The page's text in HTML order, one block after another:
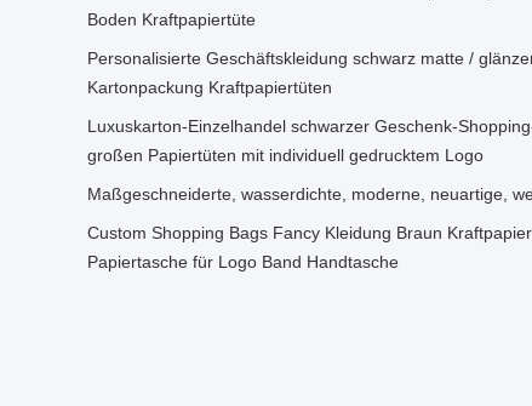
Boden Kraftpapiertüte
Personalisierte Geschäftskleidung schwarz matte /
Kartonpackung Kraftpapiertüten
Luxuskarton-Einzelhandel schwarzer Geschenk-
großen Papiertüten mit individuell gedrucktem Logo
Maßgeschneiderte, wasserdichte, moderne, neuartige,
Custom Shopping Bags Fancy Kleidung Braun
Papiertasche für Logo Band Handtasche